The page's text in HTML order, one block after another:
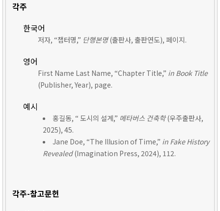
각주
한국어
저자, “챕터명,” 단행본명(출판사, 출판연도), 페이지.
영어
First Name Last Name, “Chapter Title,” in Book Title
(Publisher, Year), page.
예시
홍길동, “ 도시의 설계,” 메타버스 건축학(우주출판사,
2025), 45.
Jane Doe, “The Illusion of Time,” in Fake History
Revealed(Imagination Press, 2024), 112.
각주-참고문헌